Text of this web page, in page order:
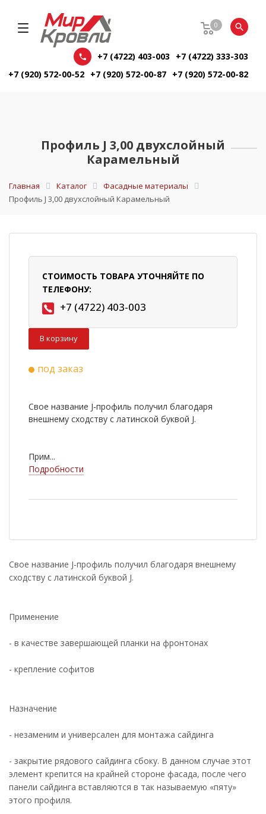
0
+7 (4722) 403-003
+7 (4722) 333-303
+7 (920) 572-00-52 +7 (920) 572-00-87 +7 (920) 572-00-82
Профиль J 3,00 двухслойный
Карамельный
Главная Каталог
Фасадные материалы
Профиль J 3,00 двухслойный Карамельный
СТОИМОСТЬ ТОВАРА УТОЧНЯЙТЕ ПО
ТЕЛЕФОНУ:
+7 (4722) 403-003
В корзину
под заказ
Свое название J-профиль получил благодаря
внешнему сходству с латинской буквой J.
Прим...
Подробности
Свое название J-профиль получил благодаря внешнему
сходству с латинской буквой J.
Применение
- в качестве завершающей планки на фронтонах
- крепление софитов
Назначение
- незаменим и универсален для монтажа сайдинга
- закрытие рядового сайдинга сбоку. В данном случае этот
элемент крепится на крайней стороне фасада, после чего
панели сайдинга вставляются в так называемую «пяту»
этого профиля.